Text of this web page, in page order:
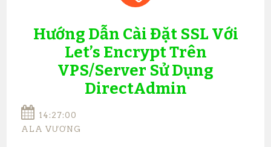
Hướng Dẫn Cài Đặt SSL Với
Let’s Encrypt Trên
VPS/Server Sử Dụng
DirectAdmin
14:27:00
ALA VƯƠNG